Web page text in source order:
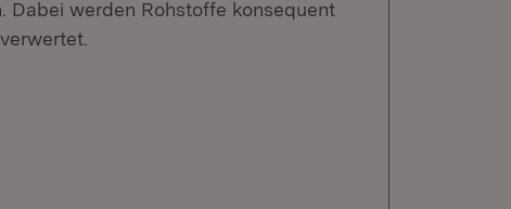
Dabei werden Rohstoffe konsequent